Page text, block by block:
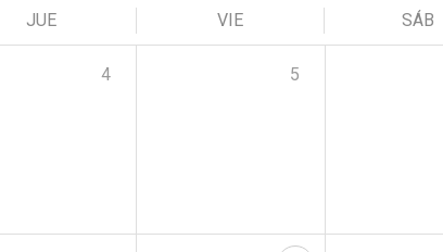
JUE VIE SÁB
4 5